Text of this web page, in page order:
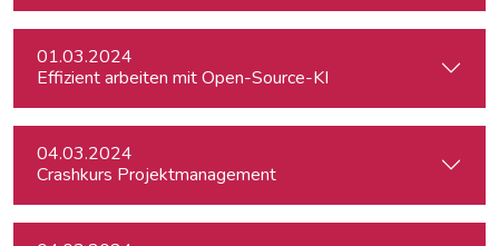
01.03.2024
Effizient arbeiten mit Open-Source-KI
04.03.2024
Crashkurs Projektmanagement